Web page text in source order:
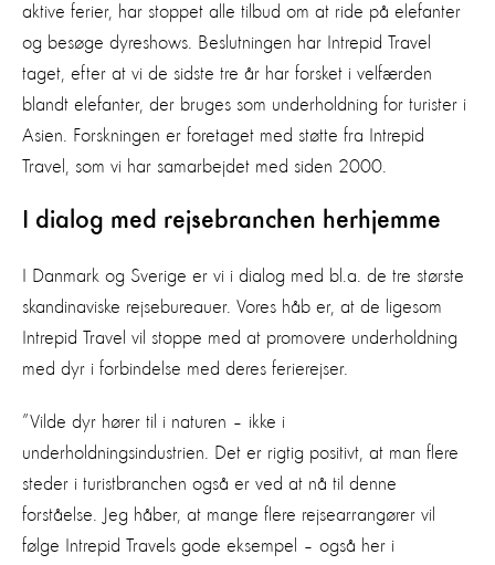
aktive ferier, har stoppet alle tilbud om at ride på elefanter
og besøge dyreshows. Beslutningen har Intrepid Travel
taget, efter at vi de sidste tre år har forsket i velfærden
blandt elefanter, der bruges som underholdning for turister i
Asien. Forskningen er foretaget med støtte fra Intrepid
Travel, som vi har samarbejdet med siden 2000.
I dialog med rejsebranchen herhjemme
I Danmark og Sverige er vi i dialog med bl.a. de tre største
skandinaviske rejsebureauer. Vores håb er, at de ligesom
Intrepid Travel vil stoppe med at promovere underholdning
med dyr i forbindelse med deres ferierejser.
”Vilde dyr hører til i naturen – ikke i
underholdningsindustrien. Det er rigtig positivt, at man flere
steder i turistbranchen også er ved at nå til denne
forståelse. Jeg håber, at mange flere rejsearrangører vil
følge Intrepid Travels gode eksempel – også her i